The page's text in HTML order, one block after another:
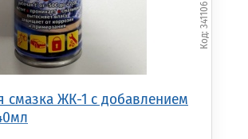
ЖК-1 с добавлением
341106